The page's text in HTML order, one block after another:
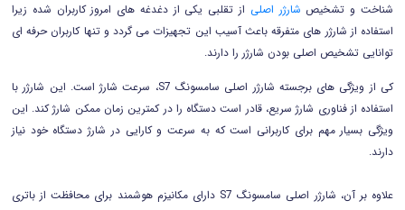
شناخت و تشخیص شارژر اصلی از تقلبی یکی از دغدغه های امروز کاربران شده زیرا
استفاده از شارژر های متفرقه باعث آسیب این تجهیزات می گردد و تنها کاربران حرفه ای
توانایی تشخیص اصلی بودن شارژر را دارند.
کی از ویژگی های برجسته شارژر اصلی سامسونگ S7، سرعت شارژ است. این شارژر با
استفاده از فناوری شارژ سریع، قادر است دستگاه را در کمترین زمان ممکن شارژ کند. این
ویژگی بسیار مهم برای کاربرانی است که به سرعت و کارایی در شارژ دستگاه خود نیاز
دارند.
علاوه بر آن، شارژر اصلی سامسونگ S7 دارای مکانیزم هوشمند برای محافظت از باتری